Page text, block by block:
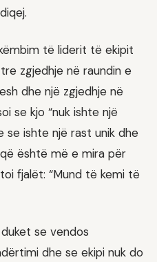
të liderit të ekipit
zgjedhje në raundin e
dhe një zgjedhje në
se kjo “nuk ishte një
se ishte një rast unik dhe
është më e mira për
fjalët: “Mund të kemi të
se vendos
dhe se ekipi nuk do